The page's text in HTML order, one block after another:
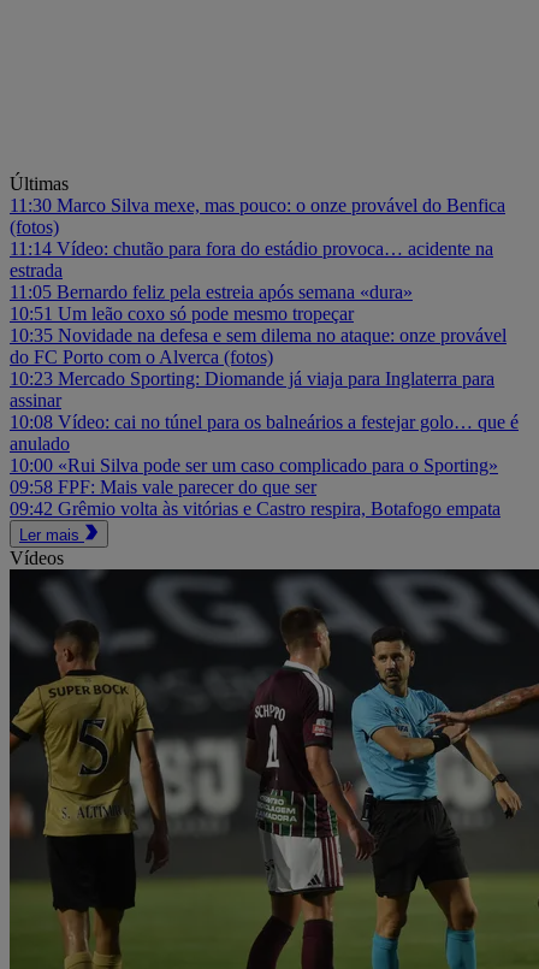
Últimas
11:30 Marco Silva mexe, mas pouco: o onze provável do Benfica
(fotos)
11:14 Vídeo: chutão para fora do estádio provoca… acidente na
estrada
11:05 Bernardo feliz pela estreia após semana «dura»
10:51 Um leão coxo só pode mesmo tropeçar
10:35 Novidade na defesa e sem dilema no ataque: onze provável
do FC Porto com o Alverca (fotos)
10:23 Mercado Sporting: Diomande já viaja para Inglaterra para
assinar
10:08 Vídeo: cai no túnel para os balneários a festejar golo… que é
anulado
10:00 «Rui Silva pode ser um caso complicado para o Sporting»
09:58 FPF: Mais vale parecer do que ser
09:42 Grêmio volta às vitórias e Castro respira, Botafogo empata
Ler mais
Vídeos